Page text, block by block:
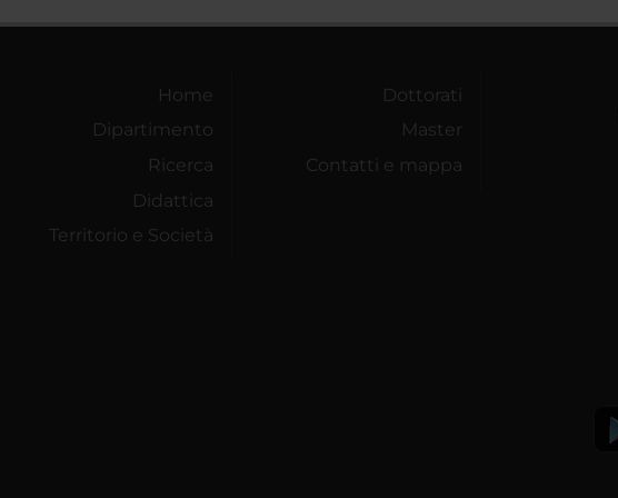
Home
Dipartimento
Ricerca
Didattica
Territorio e Società
Dottorati
Master
Contatti e mappa